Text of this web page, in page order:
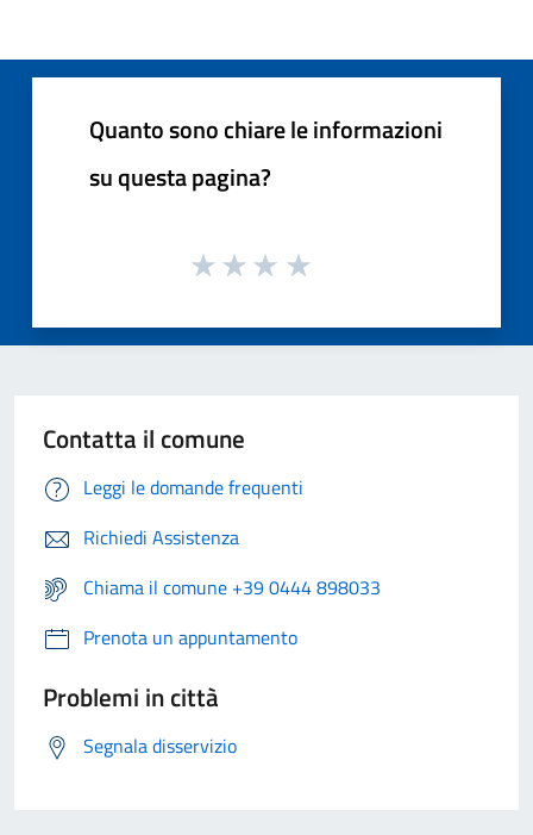
Quanto sono chiare le informazioni
su questa pagina?
Contatta il comune
Leggi le domande frequenti
Richiedi Assistenza
Chiama il comune +39 0444 898033
Prenota un appuntamento
Problemi in città
Segnala disservizio